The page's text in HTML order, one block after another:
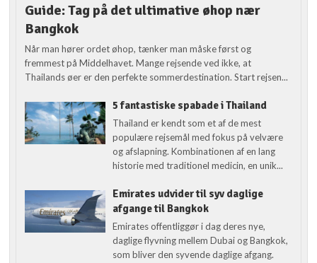
Guide: Tag på det ultimative øhop nær
Bangkok
Når man hører ordet øhop, tænker man måske først og
fremmest på Middelhavet. Mange rejsende ved ikke, at
Thailands øer er den perfekte sommerdestination. Start rejsen...
5 fantastiske spabade i Thailand
Thailand er kendt som et af de mest
populære rejsemål med fokus på velvære
og afslapning. Kombinationen af en lang
historie med traditionel medicin, en unik...
Emirates udvider til syv daglige
afgange til Bangkok
Emirates offentliggør i dag deres nye,
daglige flyvning mellem Dubai og Bangkok,
som bliver den syvende daglige afgang.